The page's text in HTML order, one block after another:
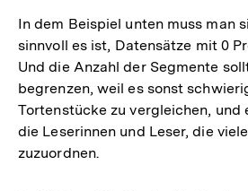
In dem Beispiel unten muss man
sinnvoll es ist, Datensätze mit 0
Und die Anzahl der Segmente
begrenzen, weil es sonst
Tortenstücke zu vergleichen, und
die Leserinnen und Leser, die
zuzuordnen.